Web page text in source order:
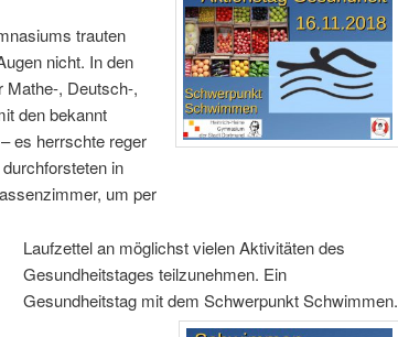
trauten
nicht. In den
Mathe-, Deutsch-,
den bekannt
es herrschte reger
in
um per
Laufzettel an möglichst vielen Aktivitäten des
Gesundheitstages teilzunehmen. Ein
Gesundheitstag mit dem Schwerpunkt Schwimmen.